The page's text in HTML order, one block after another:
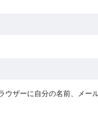
ウザーに自分の名前、メー